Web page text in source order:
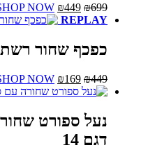
₪699
המחיר
המקורי
₪699.
₪449
המחיר
הנוכחי
₪449.
NOW
REPLAY
כפכף שחור
₪449
המחיר
המקורי
₪449.
₪169
המחיר
הנוכחי
₪169.
NOW
נעל ספורט
דגם 14